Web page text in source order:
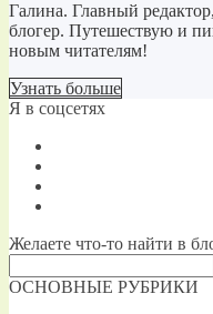
Галина. Главный
блогер. Путешествую и
новым читателям!
Узнать больше
Я в соцсетях
Желаете что-то найти в
ОСНОВНЫЕ РУБРИКИ